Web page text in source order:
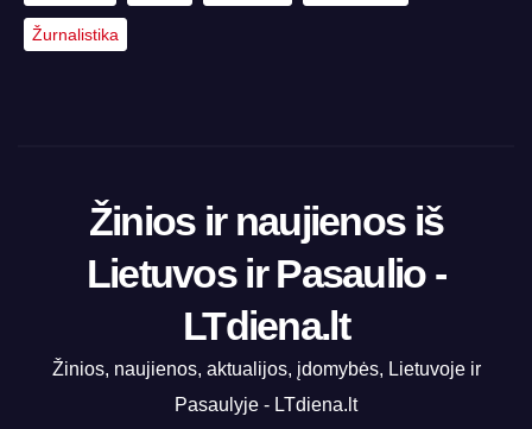
Žurnalistika
Žinios ir naujienos iš
Lietuvos ir Pasaulio -
LTdiena.lt
Žinios, naujienos, aktualijos, įdomybės, Lietuvoje ir
Pasaulyje - LTdiena.lt